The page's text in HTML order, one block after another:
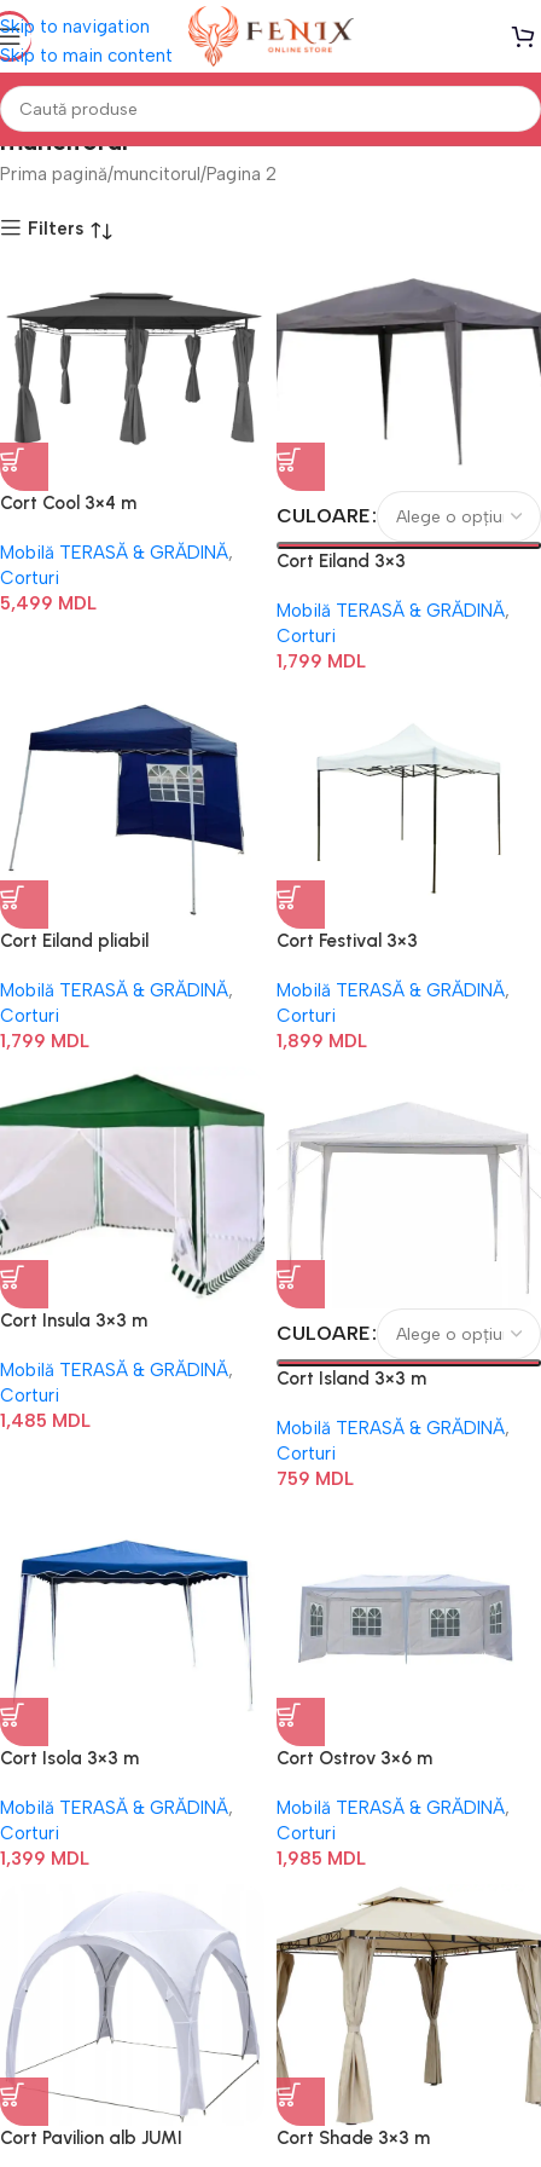
Skip to navigation
Skip to main content
muncitorul
Prima pagină muncitorul Pagina 2
Filters
Cort Cool 3×4 m
Mobilă TERASĂ & GRĂDINĂ,
Corturi
5,499 MDL
CULOARE
Cort Eiland 3×3
Mobilă TERASĂ & GRĂDINĂ,
Corturi
1,799 MDL
Cort Eiland pliabil
Mobilă TERASĂ & GRĂDINĂ,
Corturi
1,799 MDL
Cort Festival 3×3
Mobilă TERASĂ & GRĂDINĂ,
Corturi
1,899 MDL
Cort Insula 3×3 m
Mobilă TERASĂ & GRĂDINĂ,
Corturi
1,485 MDL
CULOARE
Cort Island 3×3 m
Mobilă TERASĂ & GRĂDINĂ,
Corturi
759 MDL
Cort Isola 3×3 m
Mobilă TERASĂ & GRĂDINĂ,
Corturi
1,399 MDL
Cort Ostrov 3×6 m
Mobilă TERASĂ & GRĂDINĂ,
Corturi
1,985 MDL
Cort Pavilion alb JUMI Cort Shade 3×3 m